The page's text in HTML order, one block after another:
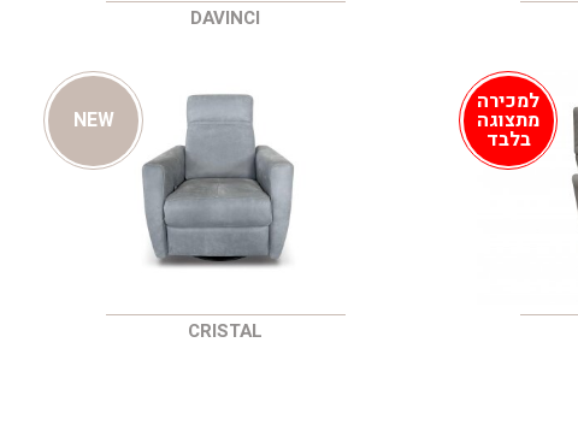
DAVINCI
למכירה
מתצוגה
בלבד
NEW
CRISTAL